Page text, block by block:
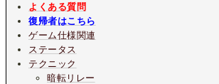
よくある質問
復帰者はこちら
ゲーム仕様関連
ステータス
テクニック
暗転リレー